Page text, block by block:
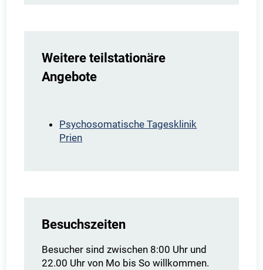
Weitere teilstationäre
Angebote
Psychosomatische Tagesklinik
Prien
Besuchszeiten
Besucher sind zwischen 8:00 Uhr und
22.00 Uhr von Mo bis So willkommen.